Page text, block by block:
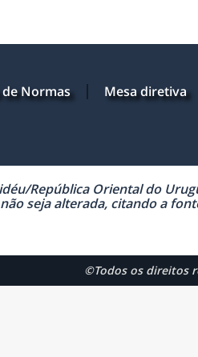
Normas Mesa diretiva
República Oriental do
seja alterada, citando a
©Todos os direitos